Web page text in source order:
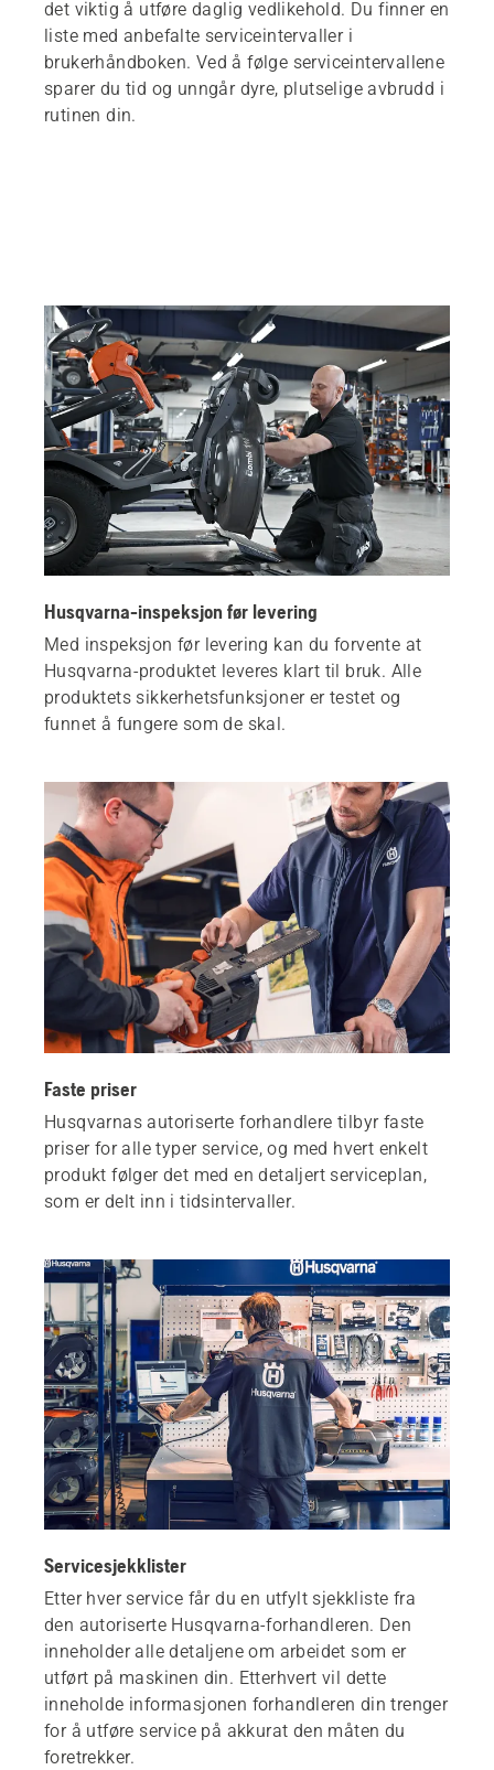
det viktig å utføre daglig vedlikehold. Du finner en
liste med anbefalte serviceintervaller i
brukerhåndboken. Ved å følge serviceintervallene
sparer du tid og unngår dyre, plutselige avbrudd i
rutinen din.
Husqvarna-inspeksjon før levering
Med inspeksjon før levering kan du forvente at
Husqvarna-produktet leveres klart til bruk. Alle
produktets sikkerhetsfunksjoner er testet og
funnet å fungere som de skal.
Faste priser
Husqvarnas autoriserte forhandlere tilbyr faste
priser for alle typer service, og med hvert enkelt
produkt følger det med en detaljert serviceplan,
som er delt inn i tidsintervaller.
Servicesjekklister
Etter hver service får du en utfylt sjekkliste fra
den autoriserte Husqvarna-forhandleren. Den
inneholder alle detaljene om arbeidet som er
utført på maskinen din. Etterhvert vil dette
inneholde informasjonen forhandleren din trenger
for å utføre service på akkurat den måten du
foretrekker.